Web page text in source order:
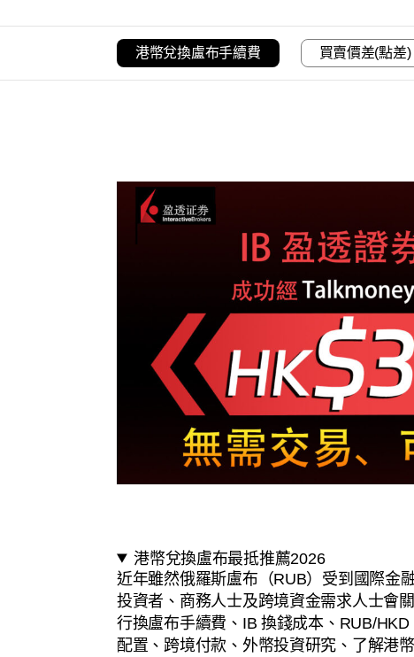
港幣兌換盧布手續費 買賣價差(點差)
港幣兌換盧布最抵推薦2026
近年雖然俄羅斯盧布（RUB）受到國際金
投資者、商務人士及跨境資金需求人士會
行換盧布手續費、IB 換錢成本、RUB/
配置、跨境付款、外幣投資研究、了解港